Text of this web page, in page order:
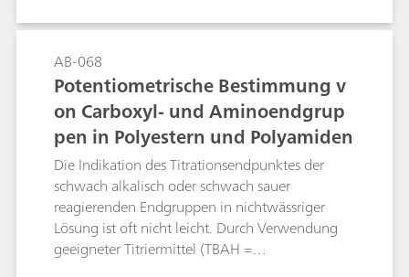
titriert. Die vorliegende Arbeit demonstriert und
diskutiert einen leichteren Weg zur Bestimmung
der Hydroxylzahl nach ASTM E1899-08 oder
DIN 53240-2 mit Hilfe eines vollautomatischen
titrimetrischen Systems für eine Vielzahl an
technischen Ölproben.
oder Verarbeitung verantwortlich sein.
Insbesondere pyrolytisch hergestellte Bioöle sind
dafür bekannt, Probleme bei der Lagerung,
Handhabung und Veredelung zu verursachen.
Dieses Merkblatt beschreibt eine wässrige und
eine nichtwässrige analytische
Titrationsmethode zur Bestimmung von
Carbonylverbindungen mittels
potentiometrischer Titration.
AB-068
Potentiometrische Bestimmung v
on Carboxyl- und Aminoendgrup
pen in Polyestern und Polyamiden
Die Indikation des Titrationsendpunktes der
schwach alkalisch oder schwach sauer
reagierenden Endgruppen in nichtwässriger
Lösung ist oft nicht leicht. Durch Verwendung
geeigneter Titriermittel (TBAH =